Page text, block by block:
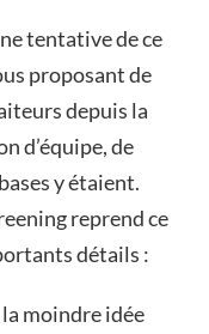
tentative de ce
proposant de
depuis la
d’équipe, de
y étaient.
reprend ce
détails :
moindre idée